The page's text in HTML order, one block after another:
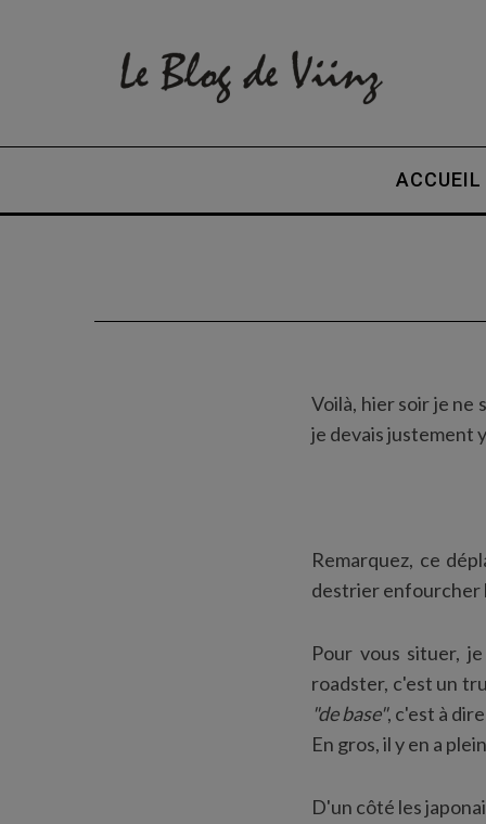
ACCUEIL
Voilà, hier soir je ne
je devais justement
Remarquez, ce
destrier enfourcher
Pour vous situer,
roadster, c'est un
"de base", c'est à
En gros, il y en a
D'un côté les